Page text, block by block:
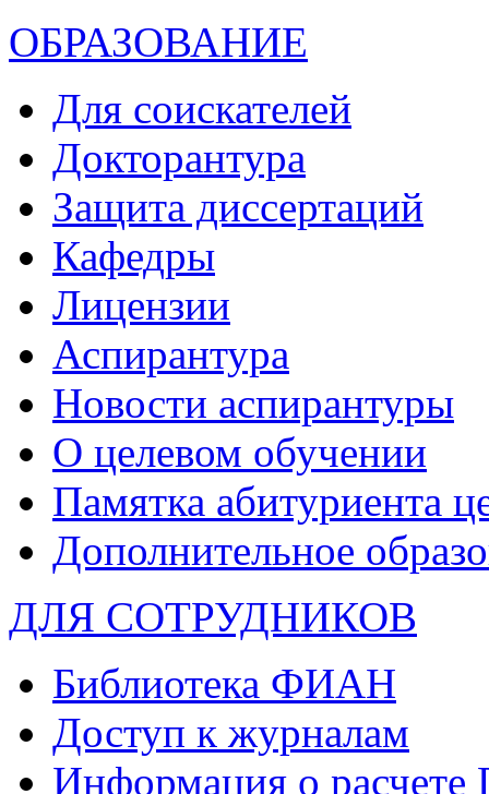
ОБРАЗОВАНИЕ
Для соискателей
Докторантура
Защита диссертаций
Кафедры
Лицензии
Аспирантура
Новости аспирантуры
О целевом обучении
Памятка абитуриента
Дополнительное
ДЛЯ СОТРУДНИКОВ
Библиотека ФИАН
Доступ к журналам
Информация о